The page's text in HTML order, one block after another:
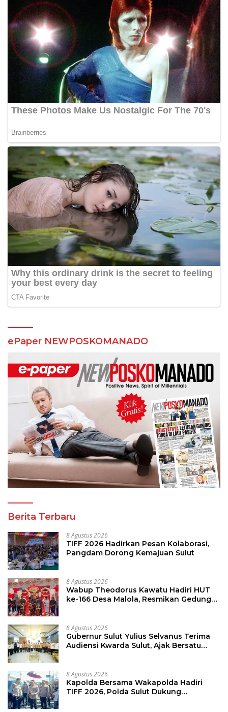
ePaper NEWPOSKOMANADO
Berita Terbaru
8 Agustus 2026
TIFF 2026 Hadirkan Pesan Kolaborasi,
Pangdam Dorong Kemajuan Sulut
8 Agustus 2026
Wabup Theodorus Kawatu Hadiri HUT
ke-166 Desa Malola, Resmikan Gedung
8 Agustus 2026
Gubernur Sulut Yulius Selvanus Terima
Audiensi Kwarda Sulut, Ajak Bersatu
8 Agustus 2026
Kapolda Bersama Wakapolda Hadiri
TIFF 2026, Polda Sulut Dukung